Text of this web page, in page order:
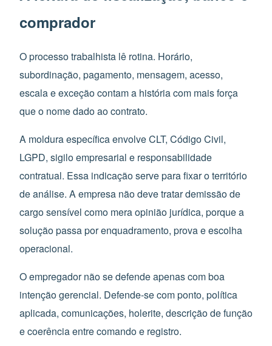
comprador
O processo trabalhista lê rotina. Horário,
subordinação, pagamento, mensagem, acesso,
escala e exceção contam a história com mais força
que o nome dado ao contrato.
A moldura específica envolve CLT, Código Civil,
LGPD, sigilo empresarial e responsabilidade
contratual. Essa indicação serve para fixar o território
de análise. A empresa não deve tratar demissão de
cargo sensível como mera opinião jurídica, porque a
solução passa por enquadramento, prova e escolha
operacional.
O empregador não se defende apenas com boa
intenção gerencial. Defende-se com ponto, política
aplicada, comunicações, holerite, descrição de função
e coerência entre comando e registro.